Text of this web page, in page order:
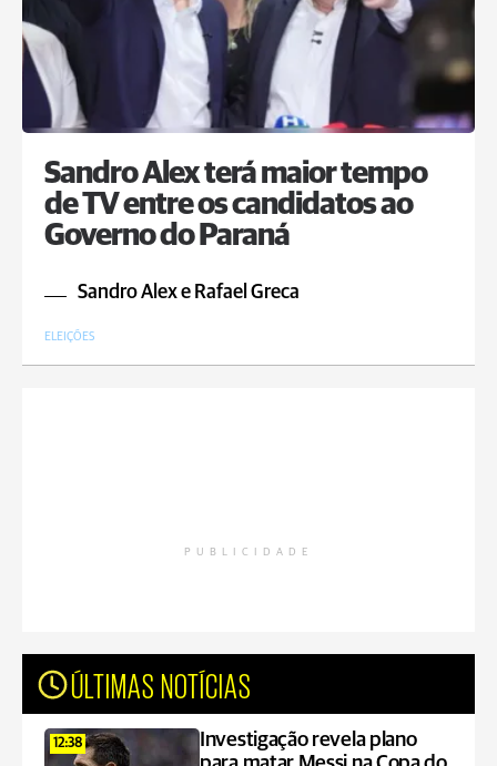
Sandro Alex terá maior tempo
de TV entre os candidatos ao
Governo do Paraná
Sandro Alex e Rafael Greca
ELEIÇÕES
PUBLICIDADE
ÚLTIMAS NOTÍCIAS
12:38
Investigação revela plano